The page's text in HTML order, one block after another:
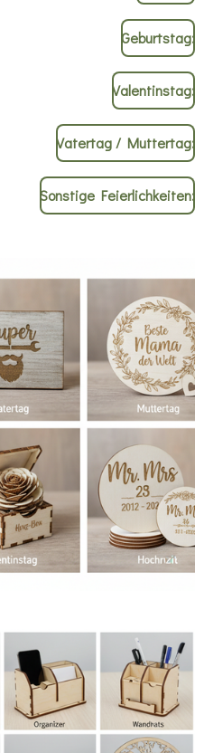
Geburtstag:
Valentinstag:
Vatertag / Muttertag:
Sonstige Feierlichkeiten: